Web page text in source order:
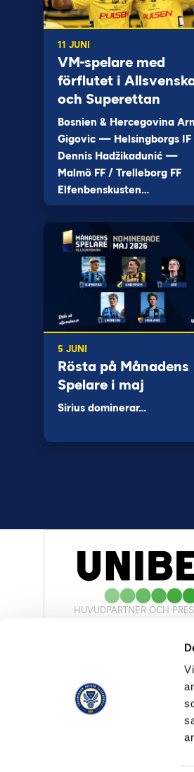
11 JUNI
VM-spelare med
förflutet i
och Superettan
Bosnien & Hercegovina
Gigovic — Helsingborgs IF
Dennis Hadžikadunić —
Malmö FF / Trelleborg FF
Elfenbenskusten…
5 JUNI
Rösta på Månadens
Spelare i maj
Sirius dominerar…
HUVUDPARTNER OCH
OFFICIELL